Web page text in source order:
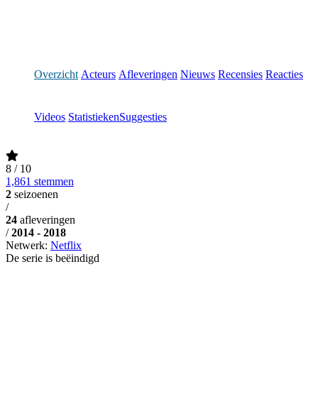
Overzicht Acteurs Afleveringen Nieuws Recensies Reacties
Videos StatistiekenSuggesties
8 / 10
1,861 stemmen
2 seizoenen
/
24 afleveringen
/ 2014 - 2018
Netwerk: Netflix
De serie is beëindigd